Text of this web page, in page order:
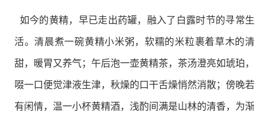
如今的黄精，早已走出药罐，融入了白露时节的寻常生
活。清晨煮一碗黄精小米粥，软糯的米粒裹着草木的清
甜，暖胃又养气；午后泡一壶黄精茶，茶汤澄亮如琥珀，
啜一口便觉津液生津，秋燥的口干舌燥悄然消散；傍晚若
有闲情，温一小杯黄精酒，浅酌间满是山林的清香，为渐